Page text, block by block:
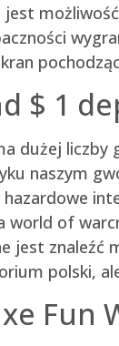
$ 1
dużej liczby
naszym
hazardowe
world of
jest znaleźć
polski,
Fun